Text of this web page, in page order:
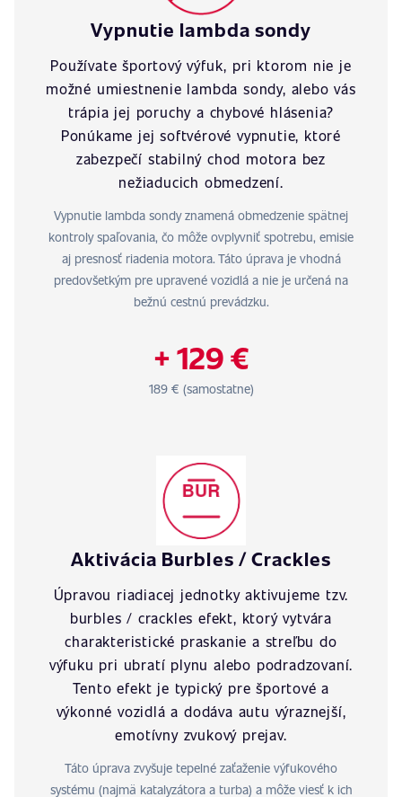
Vypnutie lambda sondy
Používate športový výfuk, pri ktorom nie je
možné umiestnenie lambda sondy, alebo vás
trápia jej poruchy a chybové hlásenia?
Ponúkame jej softvérové vypnutie, ktoré
zabezpečí stabilný chod motora bez
nežiaducich obmedzení.
Vypnutie lambda sondy znamená obmedzenie spätnej
kontroly spaľovania, čo môže ovplyvniť spotrebu, emisie
aj presnosť riadenia motora. Táto úprava je vhodná
predovšetkým pre upravené vozidlá a nie je určená na
bežnú cestnú prevádzku.
+ 129 €
189 € (samostatne)
Aktivácia Burbles / Crackles
Úpravou riadiacej jednotky aktivujeme tzv.
burbles / crackles efekt, ktorý vytvára
charakteristické praskanie a streľbu do
výfuku pri ubratí plynu alebo podradzovaní.
Tento efekt je typický pre športové a
výkonné vozidlá a dodáva autu výraznejší,
emotívny zvukový prejav.
Táto úprava zvyšuje tepelné zaťaženie výfukového
systému (najmä katalyzátora a turba) a môže viesť k ich